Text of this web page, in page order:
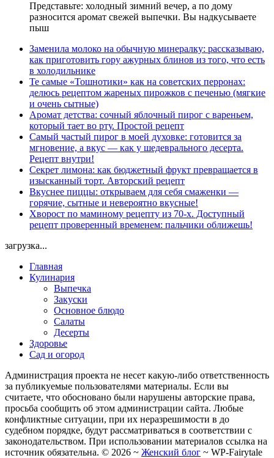
Представьте: холодный зимний вечер, а по дому
разносится аромат свежей выпечки. Вы надкусываете
пыш
Заменила молоко на обычную минералку: рассказываю,
как приготовить гору ажурных блинов из того, что есть
в холодильнике
Те самые «Тошнотики» как на советских перронах:
делюсь рецептом жареных пирожков с печенью (мягкие
и очень сытные)
Аромат детства: сочный яблочный пирог с вареньем,
который тает во рту. Простой рецепт
Самый частый пирог в моей духовке: готовится за
мгновение, а вкус — как у шедеврального десерта.
Рецепт внутри!
Секрет лимона: как бюджетный фрукт превращается в
изысканный торт. Авторский рецепт
Вкуснее пиццы: открываем для себя смаженки —
горячие, сытные и невероятно вкусные!
Хворост по маминому рецепту из 70-х. Доступный
рецепт проверенный временем: пальчики оближешь!
загрузка...
Главная
Кулинария
Выпечка
Закуски
Основное блюдо
Салаты
Десерты
Здоровье
Сад и огород
Администрация проекта не несет какую-либо ответственность
за публикуемые пользователями материалы. Если вы
считаете, что обосновано были нарушены авторские права,
просьба сообщить об этом администрации сайта. Любые
конфликтные ситуации, при их неразрешимости в до
судебном порядке, будут рассматриваться в соответствии с
законодательством. При использовании материалов ссылка на
источник обязательна. © 2026 ~ Женский блог ~ WP-Fairytale